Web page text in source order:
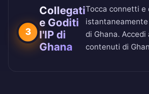
3
Collegati
e Goditi
l'IP di
Ghana
Tocca connetti e
di Ghana.
contenuti di